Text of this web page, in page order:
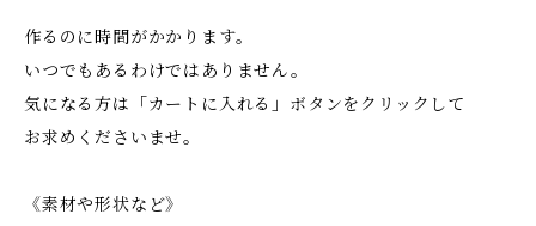
作るのに時間がかかります。
いつでもあるわけではありません。
気になる方は「カートに入れる」ボタンをクリックして
お求めくださいませ。
《素材や形状など》